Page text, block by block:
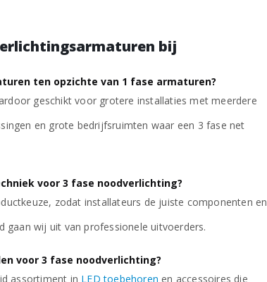
bij
ten opzichte van 1 fase armaturen?
geschikt voor grotere installaties met meerdere
en grote bedrijfsruimten waar een 3 fase net
voor 3 fase noodverlichting?
zodat installateurs de juiste componenten en
gaan wij uit van professionele uitvoerders.
voor 3 fase noodverlichting?
assortiment in LED toebehoren en accessoires die
3-Fase Anti-Paniek Slim Spot LED Noodverlichting 3W - Zwart
3-Fase Anti-Paniek Slim Spot LED Noodverlichting 3W - Wit
€46,88 excl. BTW
€46,88 excl. BTW
excl. BTW